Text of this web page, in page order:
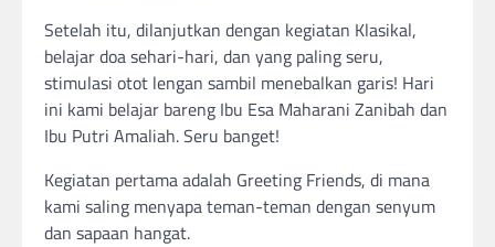
Setelah itu, dilanjutkan dengan kegiatan Klasikal,
belajar doa sehari-hari, dan yang paling seru,
stimulasi otot lengan sambil menebalkan garis! Hari
ini kami belajar bareng Ibu Esa Maharani Zanibah dan
Ibu Putri Amaliah. Seru banget!
Kegiatan pertama adalah Greeting Friends, di mana
kami saling menyapa teman-teman dengan senyum
dan sapaan hangat.